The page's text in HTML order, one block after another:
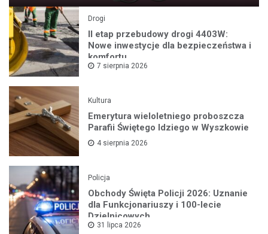
Drogi
II etap przebudowy drogi 4403W:
Nowe inwestycje dla bezpieczeństwa i
komfortu
7 sierpnia 2026
Kultura
Emerytura wieloletniego proboszcza
Parafii Świętego Idziego w Wyszkowie
4 sierpnia 2026
Policja
Obchody Święta Policji 2026: Uznanie
dla Funkcjonariuszy i 100-lecie
Dzielnicowych
31 lipca 2026